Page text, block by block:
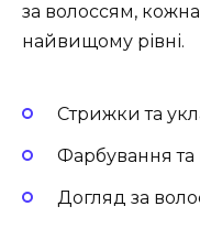
за волоссям,
найвищому рівні.
Стрижки та
Фарбування та
Догляд за